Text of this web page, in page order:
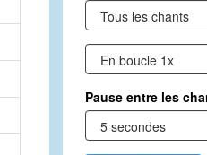
Pause entre les